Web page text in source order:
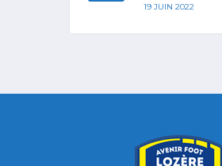
19 JUIN 2022